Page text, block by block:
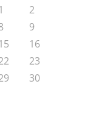
2
9
16
23
30